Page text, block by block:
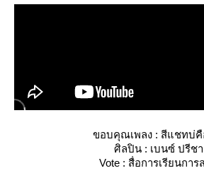
ขอบคุณเพลง : สีแชทบ่คื
ศิลปิน : เบนซ์ ปรีชา
Vote : สื่อการเรียนการ